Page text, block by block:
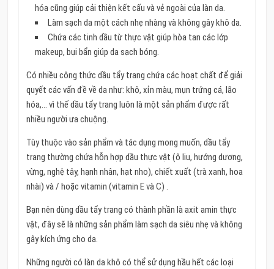
hóa cũng giúp cải thiện kết cấu và vẻ ngoài của làn da.
Làm sạch da một cách nhẹ nhàng và không gây khô da.
Chứa các tinh dầu từ thực vật giúp hòa tan các lớp
makeup, bụi bẩn giúp da sạch bóng.
Có nhiều công thức dầu tẩy trang chứa các hoạt chất để giải
quyết các vấn đề về da như: khô, xỉn màu, mụn trứng cá, lão
hóa,… vì thế dầu tẩy trang luôn là một sản phẩm được rất
nhiều người ưa chuộng.
Tùy thuộc vào sản phẩm và tác dụng mong muốn, dầu tẩy
trang thường chứa hỗn hợp dầu thực vật (ô liu, hướng dương,
vừng, nghệ tây, hạnh nhân, hạt nho), chiết xuất (trà xanh, hoa
nhài) và / hoặc vitamin (vitamin E và C) .
Bạn nên dùng dầu tẩy trang có thành phần là axit amin thực
vật, đây sẽ là những sản phẩm làm sạch da siêu nhẹ và không
gây kích ứng cho da.
Những người có làn da khô có thể sử dụng hầu hết các loại